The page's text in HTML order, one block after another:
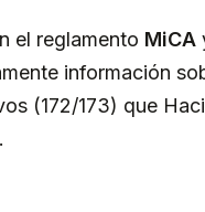
el reglamento MiCA
información
(172/173) que